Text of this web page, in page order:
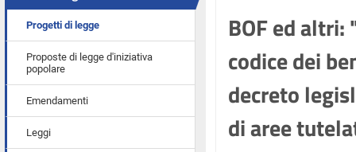
Progetti di legge
Proposte di legge d'iniziativa
popolare
Emendamenti
Leggi
BOF ed
codice dei
decreto
di aree